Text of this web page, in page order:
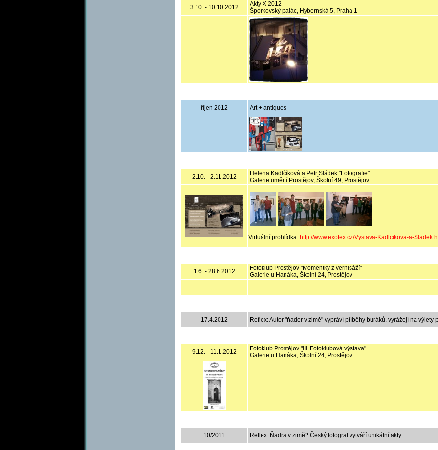
3.10. - 10.10.2012
Akty X 2012
Šporkovský palác, Hybernská 5, Praha 1
říjen 2012 Art + antiques
2.10. - 2.11.2012
Helena Kadlčíková a Petr Sládek "Fotografie"
Galerie umění Prostějov, Školní 49, Prostějov
Virtuální prohlídka: http://www.exotex.cz/Vystava-Kadlcikova-a-
1.6. - 28.6.2012
Fotoklub Prostějov "Momentky z vernisáží"
Galerie u Hanáka, Školní 24, Prostějov
17.4.2012 Reflex: Autor "ňader v zimě" vypráví příběhy buráků. vyrážejí na výlety
9.12. - 11.1.2012
Fotoklub Prostějov "III. Fotoklubová výstava"
Galerie u Hanáka, Školní 24, Prostějov
10/2011 Reflex: Ňadra v zimě? Český fotograf vytváří unikátní akty